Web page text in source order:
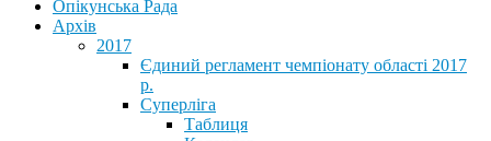
Опікунська Рада
Архів
2017
Єдиний регламент чемпіонату області 2017
р.
Суперліга
Таблиця